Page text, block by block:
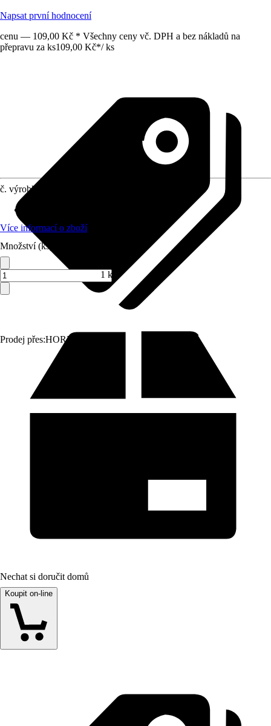
Napsat první hodnocení
cenu — 109,00 Kč * Všechny ceny vč. DPH a bez nákladů na
přepravu za ks109,00 Kč*/ ks
Prodej přes:HORNBACH
č. výrobku
Více informací o zboží
Množství (ks)
1 ks
Nechat si doručit domů
Koupit on-line